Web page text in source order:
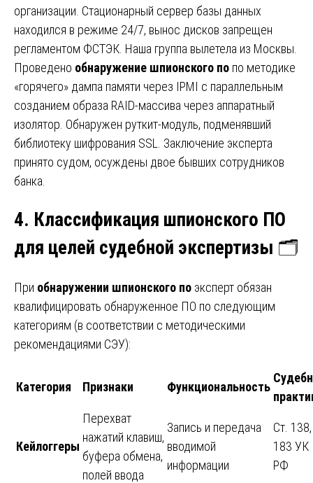
организации. Стационарный сервер базы данных
находился в режиме 24/7, вынос дисков запрещен
регламентом ФСТЭК. Наша группа вылетела из Москвы.
Проведено обнаружение шпионского по по методике
«горячего» дампа памяти через IPMI с параллельным
созданием образа RAID-массива через аппаратный
изолятор. Обнаружен руткит-модуль, подменявший
библиотеку шифрования SSL. Заключение эксперта
принято судом, осуждены двое бывших сотрудников
банка.
4. Классификация шпионского ПО
для целей судебной экспертизы 🗂️
При обнаружении шпионского по эксперт обязан
квалифицировать обнаруженное ПО по следующим
категориям (в соответствии с методическими
рекомендациями СЭУ):
Категория Признаки Функциональность
Кейлоггеры
Перехват
нажатий клавиш,
буфера обмена,
полей ввода
Запись и передача
вводимой
информации
Ст. 138,
183 УК
РФ